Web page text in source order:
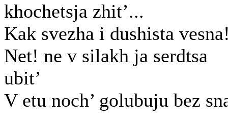
khochetsja zhit’...
Kak svezha i dushista
Net! ne v silakh ja serdtsa
ubit’
V etu noch’ golubuju bez